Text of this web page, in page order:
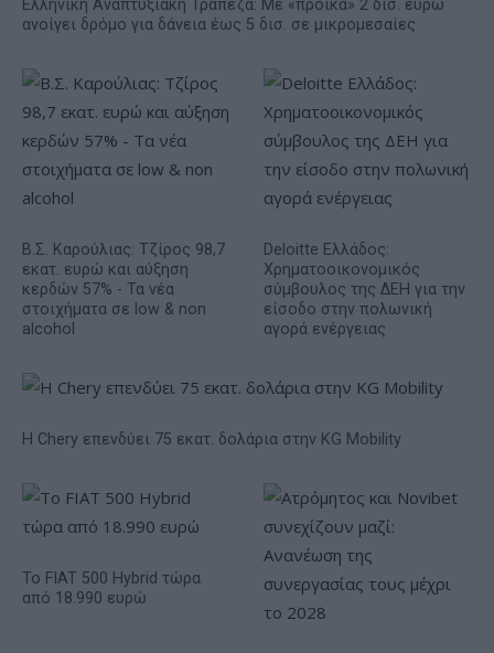
Ελληνική Αναπτυξιακή Τράπεζα: Με «προίκα» 2 δισ. ευρώ
ανοίγει δρόμο για δάνεια έως 5 δισ. σε μικρομεσαίες
Β.Σ. Καρούλιας: Τζίρος 98,7
εκατ. ευρώ και αύξηση
κερδών 57% - Τα νέα
στοιχήματα σε low & non
alcohol
Deloitte Ελλάδος:
Χρηματοοικονομικός
σύμβουλος της ΔΕΗ για την
είσοδο στην πολωνική
αγορά ενέργειας
Η Chery επενδύει 75 εκατ. δολάρια στην KG Mobility
Το FIAT 500 Hybrid τώρα
από 18.990 ευρώ